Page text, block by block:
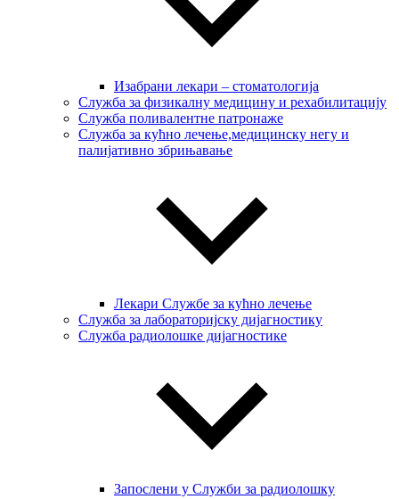
Изабрани лекари – стоматологија
Служба за физикалну медицину и рехабилитацију
Служба поливалентне патронаже
Служба за кућно лечење,медицинску негу и
палијативно збрињавање
Лекари Службе за кућно лечење
Служба за лабораторијску дијагностику
Служба радиолошке дијагностике
Запослени у Служби за радиолошку